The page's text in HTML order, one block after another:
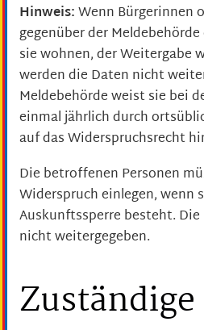
Hinweis:Wenn Bürgerinnen
gegenüber der
sie wohnen, der Weitergabe
werden die Daten nicht
Meldebehörde weist sie bei
einmal jährlich durch
auf das Widerspruchsrecht
Die betroffenen Personen
Widerspruch einlegen, wenn
Auskunftssperre besteht.
nicht weitergegeben.